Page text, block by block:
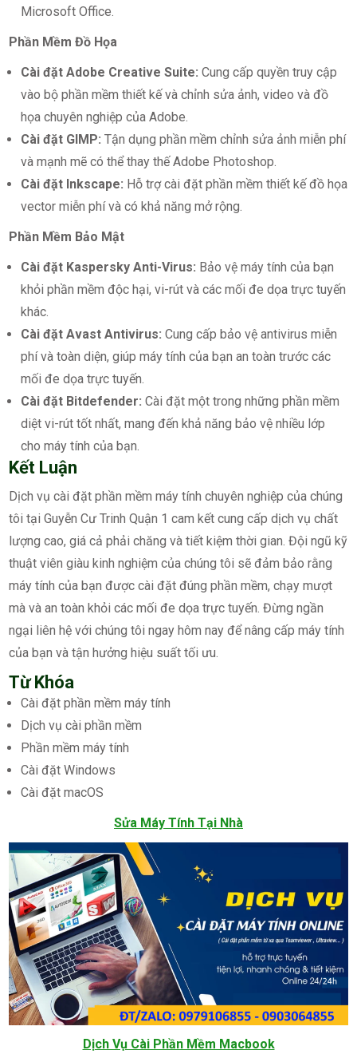
Microsoft Office.
Phần Mềm Đồ Họa
Cài đặt Adobe Creative Suite: Cung cấp quyền truy cập
vào bộ phần mềm thiết kế và chỉnh sửa ảnh, video và đồ
họa chuyên nghiệp của Adobe.
Cài đặt GIMP: Tận dụng phần mềm chỉnh sửa ảnh miễn phí
và mạnh mẽ có thể thay thế Adobe Photoshop.
Cài đặt Inkscape: Hỗ trợ cài đặt phần mềm thiết kế đồ họa
vector miễn phí và có khả năng mở rộng.
Phần Mềm Bảo Mật
Cài đặt Kaspersky Anti-Virus: Bảo vệ máy tính của bạn
khỏi phần mềm độc hại, vi-rút và các mối đe dọa trực tuyến
khác.
Cài đặt Avast Antivirus: Cung cấp bảo vệ antivirus miễn
phí và toàn diện, giúp máy tính của bạn an toàn trước các
mối đe dọa trực tuyến.
Cài đặt Bitdefender: Cài đặt một trong những phần mềm
diệt vi-rút tốt nhất, mang đến khả năng bảo vệ nhiều lớp
cho máy tính của bạn.
Kết Luận
Dịch vụ cài đặt phần mềm máy tính chuyên nghiệp của chúng
tôi tại Guyễn Cư Trinh Quận 1 cam kết cung cấp dịch vụ chất
lượng cao, giá cả phải chăng và tiết kiệm thời gian. Đội ngũ kỹ
thuật viên giàu kinh nghiệm của chúng tôi sẽ đảm bảo rằng
máy tính của bạn được cài đặt đúng phần mềm, chạy mượt
mà và an toàn khỏi các mối đe dọa trực tuyến. Đừng ngần
ngại liên hệ với chúng tôi ngay hôm nay để nâng cấp máy tính
của bạn và tận hưởng hiệu suất tối ưu.
Từ Khóa
Cài đặt phần mềm máy tính
Dịch vụ cài phần mềm
Phần mềm máy tính
Cài đặt Windows
Cài đặt macOS
Sửa Máy Tính Tại Nhà
Dịch Vụ Cài Phần Mềm Macbook